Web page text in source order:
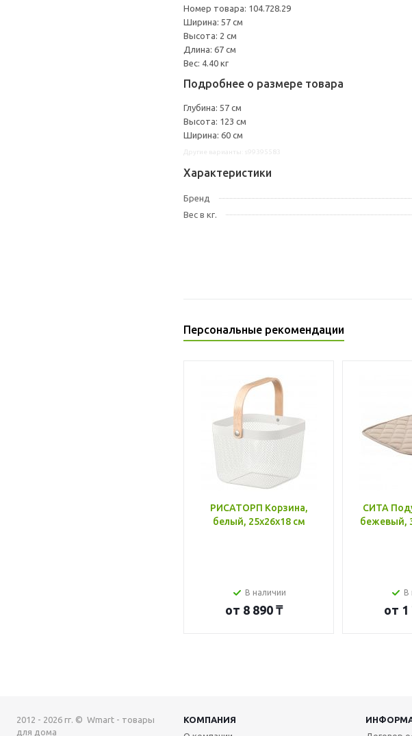
Номер товара: 104.728.29
Ширина: 57 см
Высота: 2 см
Длина: 67 см
Вес: 4.40 кг
Подробнее о размере товара
Глубина: 57 см
Высота: 123 см
Ширина: 60 см
Характеристики
Бренд
Вес в кг.
Персональные рекомендации
РИСАТОРП Корзина,
белый, 25x26x18 см
В наличии
от 8 890 ₸
СИТА
бежевый,
В
от 1
2012 - 2026 гг. © Wmart - товары
для дома
КОМПАНИЯ